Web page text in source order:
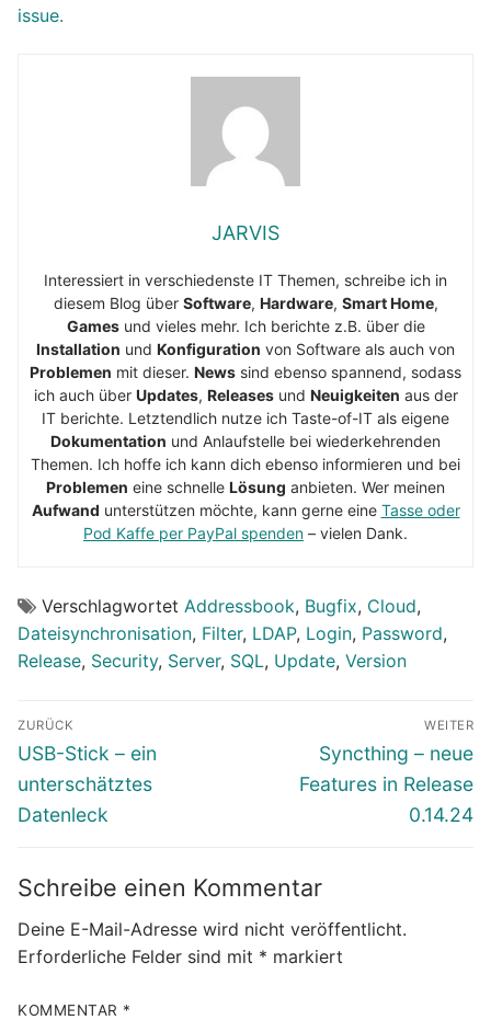
issue.
JARVIS
Interessiert in verschiedenste IT Themen, schreibe ich in
diesem Blog über Software, Hardware, Smart Home,
Gamesund vieles mehr. Ich berichte z.B. über die
Installation und Konfiguration von Software als auch von
Problemen mit dieser. News sind ebenso spannend, sodass
ich auch über Updates, Releasesund Neuigkeiten aus der
IT berichte. Letztendlich nutze ich Taste-of-IT als eigene
Dokumentation und Anlaufstelle bei wiederkehrenden
Themen. Ich hoffe ich kann dich ebenso informieren und bei
Problemen eine schnelle Lösung anbieten. Wer meinen
Aufwand unterstützen möchte, kann gerne eine Tasse oder
Pod Kaffe per PayPal spenden – vielen Dank.
Verschlagwortet Addressbook, Bugfix, Cloud,
Dateisynchronisation, Filter, LDAP, Login, Password,
Release, Security, Server, SQL, Update, Version
Beitragsnavigation
ZURÜCK
Vorheriger
Beitrag:
USB-Stick – ein
unterschätztes
Datenleck
WEITER
Nächster
Beitrag:
Syncthing – neue
Features in Release
0.14.24
Schreibe einen Kommentar
Deine E-Mail-Adresse wird nicht veröffentlicht.
Erforderliche Felder sind mit * markiert
KOMMENTAR *